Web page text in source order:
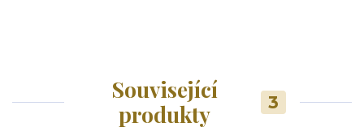
Související
produkty
3